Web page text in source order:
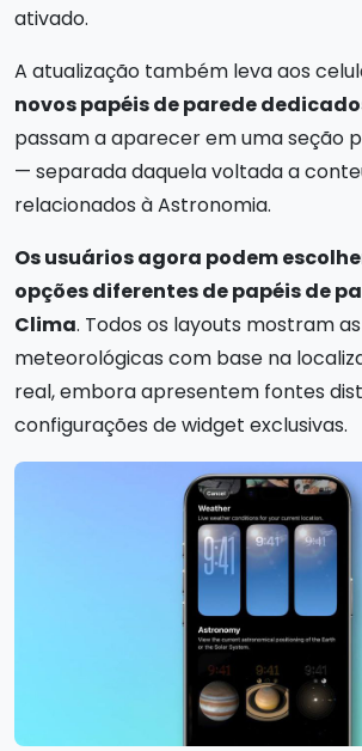
ativado.
A atualização também leva aos
novos papéis de parede
passam a aparecer em uma seção
— separada daquela voltada a
relacionados à Astronomia.
Os usuários agora podem
opções diferentes de papéis de
Clima. Todos os layouts mostram
meteorológicas com base na
real, embora apresentem fontes
configurações de widget exclusivas.